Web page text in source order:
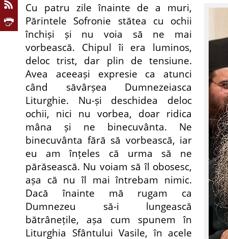
Cu patru zile înainte de a muri,
Părintele Sofronie stătea cu ochii
închiși și nu voia să ne mai
vorbească. Chipul îi era luminos,
deloc trist, dar plin de tensiune.
Avea aceeași expresie ca atunci
când săvârșea Dumnezeiasca
Liturghie. Nu-și deschidea deloc
ochii, nici nu vorbea, doar ridica
mâna și ne binecuvânta. Ne
binecuvânta fără să vorbească, iar
eu am înțeles că urma să ne
părăsească. Nu voiam să îl obosesc,
așa că nu îl mai întrebam nimic.
Dacă înainte mă rugam ca
Dumnezeu să-i lungească
bătrânețile, așa cum spunem în
Liturghia Sfântului Vasile, în acele